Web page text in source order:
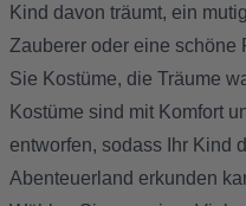
Kind davon träumt, ein
Zauberer oder eine schöne
Sie Kostüme, die Träume
Kostüme sind mit Komfort
entworfen, sodass Ihr Kind
Abenteuerland erkunden